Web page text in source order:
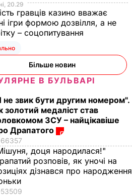
20.29
гравців казино вважає
ігри формою дозвілля, а не
– соцопитування
Більше новин
В БУЛЬВАРІ
не звик бути другим номером".
золотий медаліст став
ЗСУ – найцікавіше
Драпатого
66357
доця народилася!"
розповів, як уночі на
дізнався про народження
53509